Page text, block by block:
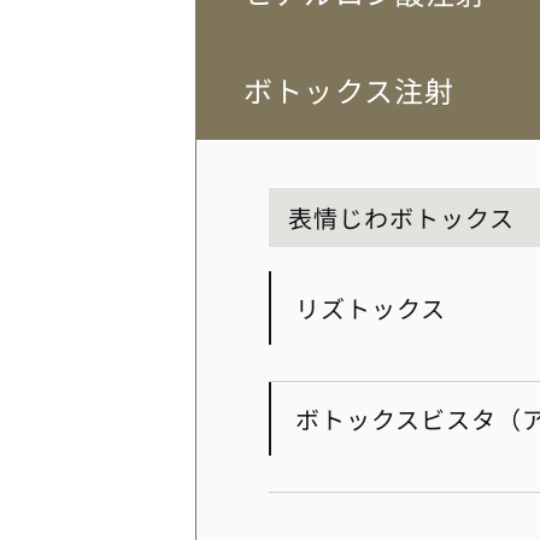
ボトックス注射
表情じわボトックス
リズトックス
ボトックスビスタ（